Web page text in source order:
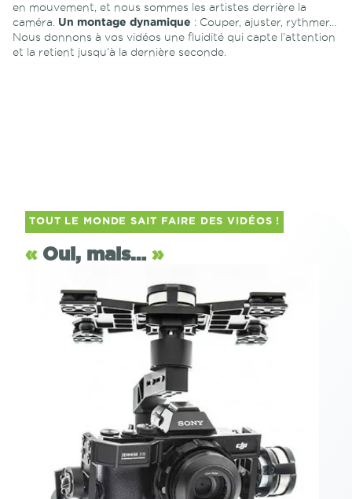
en mouvement, et nous sommes les artistes derrière la
caméra. Un montage dynamique : Couper, ajuster, rythmer…
Nous donnons à vos vidéos une fluidité qui capte l’attention
et la retient jusqu’à la dernière seconde.
TOUT LE MONDE SAIT FAIRE DES VIDÉOS !
«Oui, mais… »